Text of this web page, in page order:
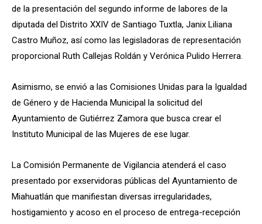
de la presentación del segundo informe de labores de la
diputada del Distrito XXIV de Santiago Tuxtla, Janix Liliana
Castro Muñoz, así como las legisladoras de representación
proporcional Ruth Callejas Roldán y Verónica Pulido Herrera.
Asimismo, se envió a las Comisiones Unidas para la Igualdad
de Género y de Hacienda Municipal la solicitud del
Ayuntamiento de Gutiérrez Zamora que busca crear el
Instituto Municipal de las Mujeres de ese lugar.
La Comisión Permanente de Vigilancia atenderá el caso
presentado por exservidoras públicas del Ayuntamiento de
Miahuatlán que manifiestan diversas irregularidades,
hostigamiento y acoso en el proceso de entrega-recepción